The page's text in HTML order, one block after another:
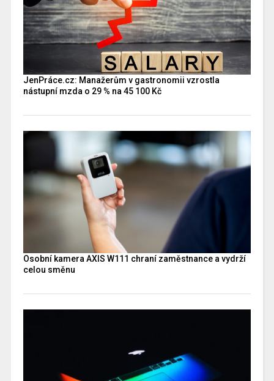
JenPráce.cz: Manažerům v gastronomii vzrostla
nástupní mzda o 29 % na 45 100 Kč
Osobní kamera AXIS W111 chraní zaměstnance a vydrží
celou směnu